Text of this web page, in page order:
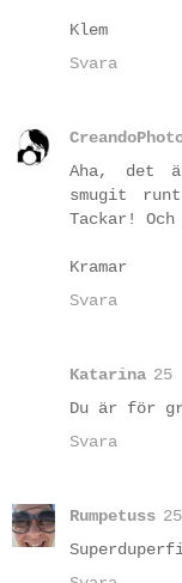
Klem
Svara
Aha, det
smugit
Tackar!
Kramar
Svara
Katarina
Du är för
Svara
Rumpetuss